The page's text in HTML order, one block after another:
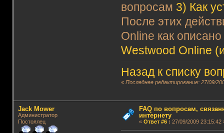
вопросам 3) Как
После этих
Online как
Westwood Online
Назад к списку
«Последнее редактирование: 27/09/
Jack Mower
Администратор
Постоялец
FAQ по вопросам,
интернету
« Ответ #6: 27/09/2009 23:15:42